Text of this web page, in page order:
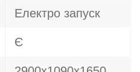
Електро запуск
Є